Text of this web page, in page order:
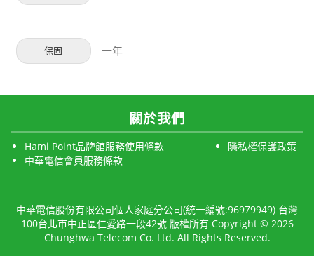
保固 一年
關於我們
Hami Point品牌館服務使用條款
隱私權保護政策
中華電信會員服務條款
中華電信股份有限公司個人家庭分公司(統一編號:96979949) 台灣
100台北市中正區仁愛路一段42號 版權所有 Copyright © 2026
Chunghwa Telecom Co. Ltd. All Rights Reserved.